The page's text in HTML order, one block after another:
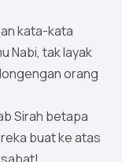
kata-kata
Nabi, tak layak
orang
Sirah betapa
buat ke atas